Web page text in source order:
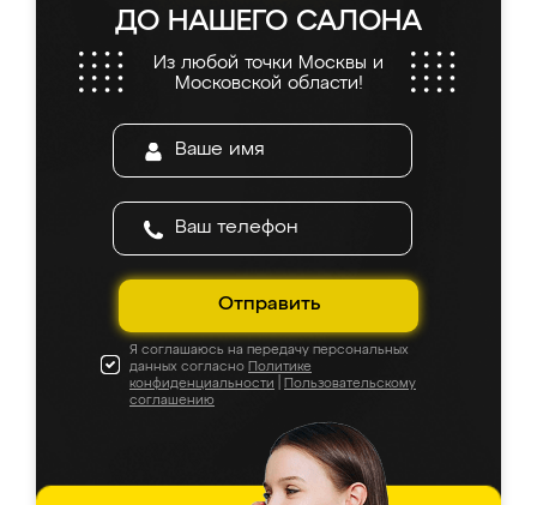
ДО НАШЕГО САЛОНА
Из любой точки Москвы и
Московской области!
Отправить
Я соглашаюсь на передачу персональных
данных согласно Политике
конфиденциальности
Пользовательскому
соглашению